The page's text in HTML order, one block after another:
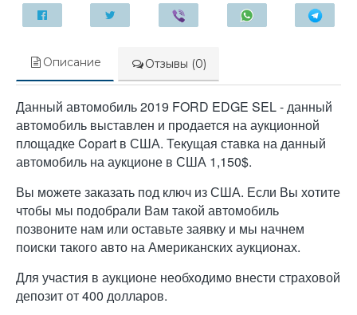
Описание Отзывы (0)
Данный автомобиль 2019 FORD EDGE SEL - данный
автомобиль выставлен и продается на аукционной
площадке Copart в США. Текущая ставка на данный
автомобиль на аукционе в США 1,150$.
Вы можете заказать под ключ из США. Если Вы хотите
чтобы мы подобрали Вам такой автомобиль
позвоните нам или оставьте заявку и мы начнем
поиски такого авто на Американских аукционах.
Для участия в аукционе необходимо внести страховой
депозит от 400 долларов.